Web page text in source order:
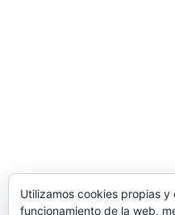
Utilizamos cookies propias
funcionamiento de la web,